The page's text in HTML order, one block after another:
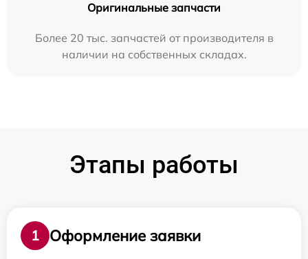
Оригинальные запчасти
Более 20 тыс. запчастей от производителя в
наличии на собственных складах.
Этапы работы
1
Оформление заявки